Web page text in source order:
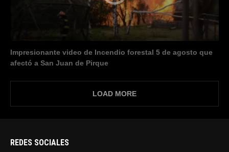
Impresionante video de Incendio forestal 5 de agosto que
afectó a San Juan de Pirque
LOAD MORE
REDES SOCIALES